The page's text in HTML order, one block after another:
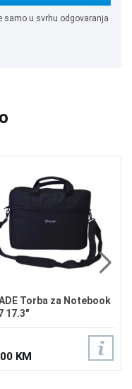
samo u svrhu odgovaranja
Torba za Notebook
17.3"
KM